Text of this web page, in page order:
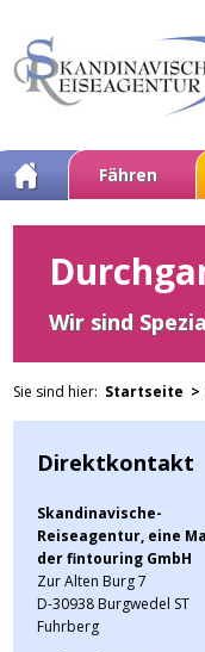
Fähren
Wir sind
Sie sind hier: Startseite >
Direktkontakt
Skandinavische-
Reiseagentur, eine
der fintouring GmbH
Zur Alten Burg 7
D-30938 Burgwedel ST
Fuhrberg